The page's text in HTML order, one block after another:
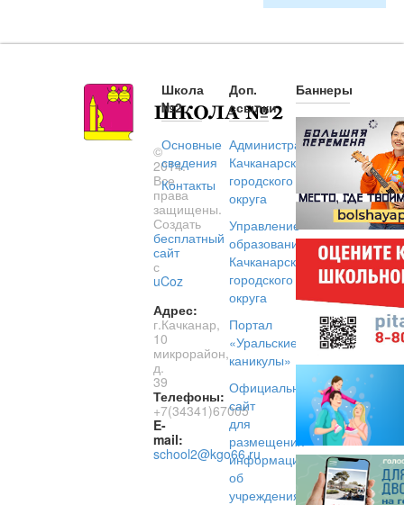
©
2014.
Все
права
защищены.
Создать
бесплатный
сайт
с
uCoz
Адрес:
г.Качканар,
10
микрорайон,
д.
39
Телефоны:
+7(34341)67005
E-
mail:
school2@kgo66.ru
Школа
№2
Основные
сведения
Контакты
Доп.
ссылки
Администрация
Качканарского
городского
округа
Управление
образованием
Качканарского
городского
округа
Портал
«Уральские
каникулы»
Официальный
сайт
для
размещения
информации
об
учреждениях
Баннеры